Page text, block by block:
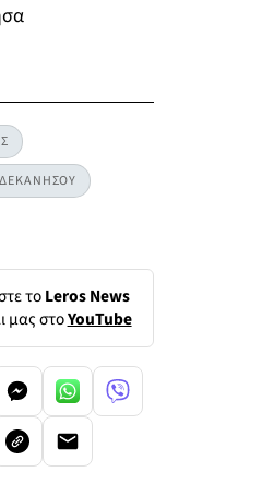
τοLeros News
μας στοYouTube